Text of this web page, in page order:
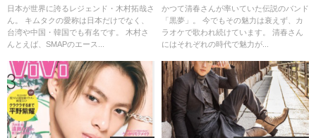
子との関係
日本が世界に誇るレジェンド・木村拓哉さ
ん。 キムタクの愛称は日本だけでなく、
台湾や中国・韓国でも有名です。 木村さ
んとえば、SMAPのエース...
金？
かつて清春さんが率いていた伝説のバンド
「黒夢」。 今でもその魅力は衰えず、カ
ラオケで歌われ続けています。 清春さん
にはそれぞれの時代で魅力が...